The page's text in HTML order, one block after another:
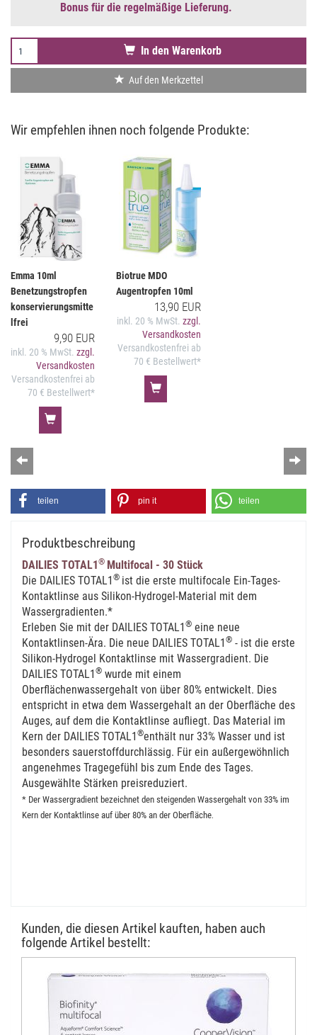
Bonus für die regelmäßige Lieferung.
In den Warenkorb
Auf den Merkzettel
Wir empfehlen ihnen noch folgende Produkte:
Emma 10ml
Benetzungstropfen
konservierungsmitte
lfrei
9,90 EUR
inkl. 20 % MwSt.zzgl.
Versandkosten
Versandkostenfrei ab
70 € Bestellwert*
Biotrue MDO
Augentropfen 10ml
13,90 EUR
inkl. 20 % MwSt. zzgl.
Versandkosten
Versandkostenfrei ab
70 € Bestellwert*
Zurück
teilen pin it teilen
Produktbeschreibung
DAILIES TOTAL1 ® Multifocal - 30 Stück
Die DAILIES TOTAL1 ® ist die erste multifocale Ein-Tages-
Kontaktlinse aus Silikon-Hydrogel-Material mit dem
Wassergradienten.*
Erleben Sie mit der DAILIES TOTAL1 ® eine neue
Kontaktlinsen-Ära. Die neue DAILIES TOTAL1 ® - ist die erste
Silikon-Hydrogel Kontaktlinse mit Wassergradient. Die
DAILIES TOTAL1 ® wurde mit einem
Oberflächenwassergehalt von über 80% entwickelt. Dies
entspricht in etwa dem Wassergehalt an der Oberfläche des
Auges, auf dem die Kontaktlinse aufliegt. Das Material im
Kern der DAILIES TOTAL1 ®enthält nur 33% Wasser und ist
besonders sauerstoffdurchlässig. Für ein außergewöhnlich
angenehmes Tragegefühl bis zum Ende des Tages.
Ausgewählte Stärken preisreduziert.
* Der Wassergradient bezeichnet den steigenden Wassergehalt von 33% im
Kern der Kontaktlinse auf über 80% an der Oberfläche.
Kunden, die diesen Artikel kauften, haben auch
folgende Artikel bestellt: